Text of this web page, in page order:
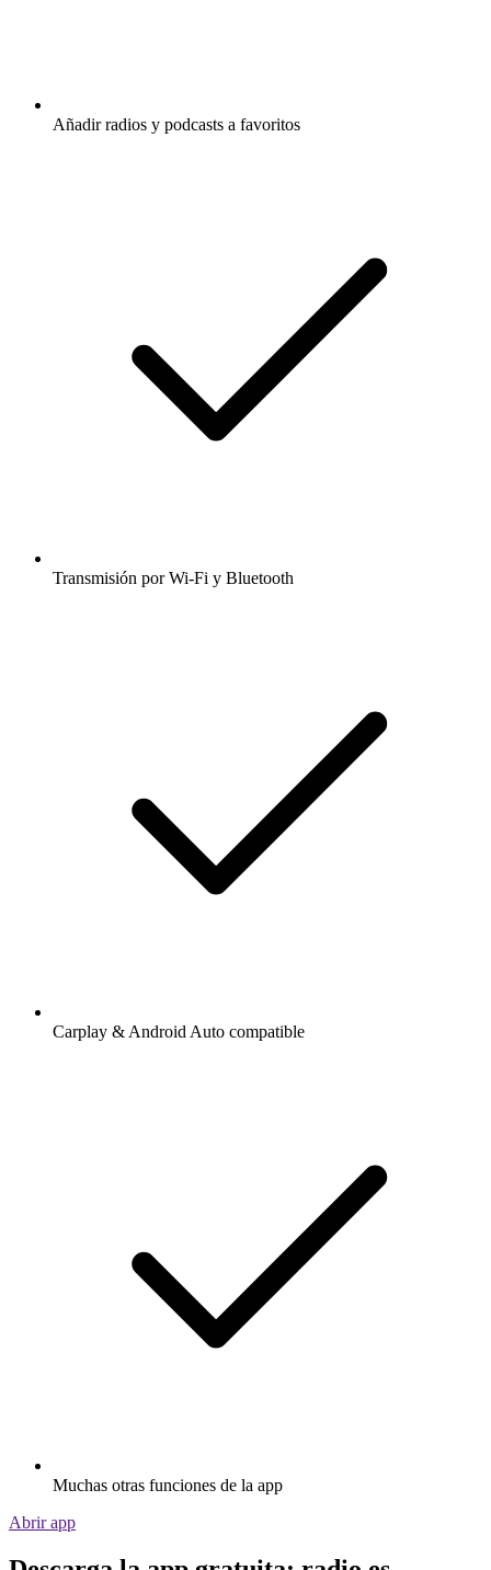
Añadir radios y podcasts a favoritos
Transmisión por Wi-Fi y Bluetooth
Carplay & Android Auto compatible
Muchas otras funciones de la app
Abrir app